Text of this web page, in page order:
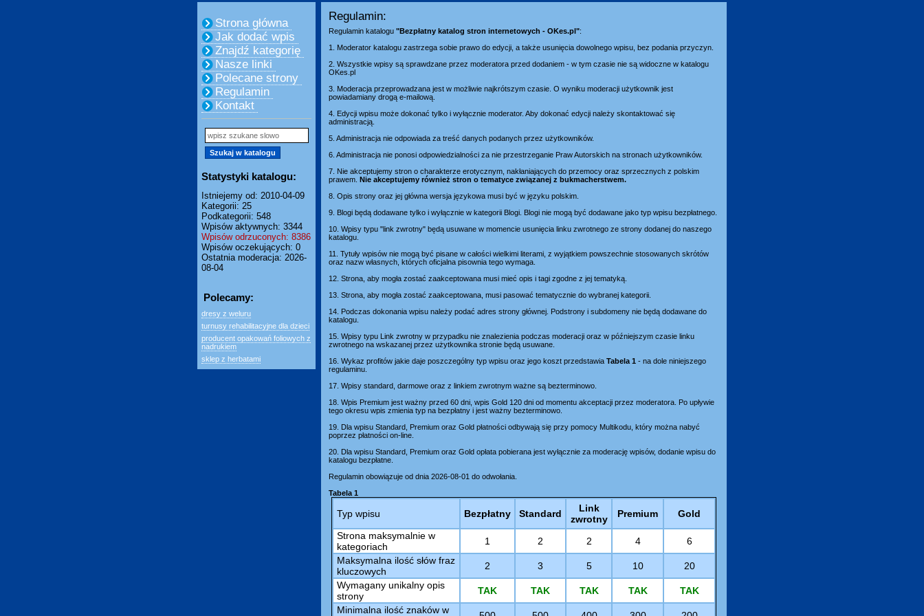
Strona główna
Jak dodać wpis
Znajdź kategorię
Nasze linki
Polecane strony
Regulamin
Kontakt
Statystyki katalogu:
Istniejemy od: 2010-04-09
Kategorii: 25
Podkategorii: 548
Wpisów aktywnych: 3344
Wpisów odrzuconych: 8386
Wpisów oczekujących: 0
Ostatnia moderacja: 2026-
08-04
Polecamy:
dresy z weluru
turnusy rehabilitacyjne dla dzieci
producent opakowań foliowych z
nadrukiem
sklep z herbatami
Regulamin:
Regulamin katalogu "Bezpłatny katalog stron internetowych - OKes.pl":
1. Moderator katalogu zastrzega sobie prawo do edycji, a także usunięcia dowolnego wpisu, bez podania przyczyn.
2. Wszystkie wpisy są sprawdzane przez moderatora przed dodaniem - w tym czasie nie są widoczne w katalogu
OKes.pl
3. Moderacja przeprowadzana jest w możliwie najkrótszym czasie. O wyniku moderacji użytkownik jest
powiadamiany drogą e-mailową.
4. Edycji wpisu może dokonać tylko i wyłącznie moderator. Aby dokonać edycji należy skontaktować się
administracją.
5. Administracja nie odpowiada za treść danych podanych przez użytkowników.
6. Administracja nie ponosi odpowiedzialności za nie przestrzeganie Praw Autorskich na stronach użytkowników.
7. Nie akceptujemy stron o charakterze erotycznym, nakłaniających do przemocy oraz sprzecznych z polskim
prawem. Nie akceptujemy również stron o tematyce związanej z bukmacherstwem.
8. Opis strony oraz jej główna wersja językowa musi być w języku polskim.
9. Blogi będą dodawane tylko i wyłącznie w kategorii Blogi. Blogi nie mogą być dodawane jako typ wpisu bezpłatnego.
10. Wpisy typu "link zwrotny" będą usuwane w momencie usunięcia linku zwrotnego ze strony dodanej do naszego
katalogu.
11. Tytuły wpisów nie mogą być pisane w całości wielkimi literami, z wyjątkiem powszechnie stosowanych skrótów
oraz nazw własnych, których oficjalna pisownia tego wymaga.
12. Strona, aby mogła zostać zaakceptowana musi mieć opis i tagi zgodne z jej tematyką.
13. Strona, aby mogła zostać zaakceptowana, musi pasować tematycznie do wybranej kategorii.
14. Podczas dokonania wpisu należy podać adres strony głównej. Podstrony i subdomeny nie będą dodawane do
katalogu.
15. Wpisy typu Link zwrotny w przypadku nie znalezienia podczas moderacji oraz w późniejszym czasie linku
zwrotnego na wskazanej przez użytkownika stronie będą usuwane.
16. Wykaz profitów jakie daje poszczególny typ wpisu oraz jego koszt przedstawia Tabela 1 - na dole niniejszego
regulaminu.
17. Wpisy standard, darmowe oraz z linkiem zwrotnym ważne są bezterminowo.
18. Wpis Premium jest ważny przed 60 dni, wpis Gold 120 dni od momentu akceptacji przez moderatora. Po upływie
tego okresu wpis zmienia typ na bezpłatny i jest ważny bezterminowo.
19. Dla wpisu Standard, Premium oraz Gold płatności odbywają się przy pomocy Multikodu, który można nabyć
poprzez płatności on-line.
20. Dla wpisu Standard, Premium oraz Gold opłata pobierana jest wyłącznie za moderację wpisów, dodanie wpisu do
katalogu bezpłatne.
Regulamin obowiązuje od dnia 2026-08-01 do odwołania.
Tabela 1
Typ wpisu Bezpłatny Standard
Link
zwrotny
Premium
Gold
Strona maksymalnie w
kategoriach
1 2 2 4
6
Maksymalna ilość słów fraz
kluczowych
2 3 5 10
20
Wymagany unikalny opis
strony
TAK TAK TAK TAK
TAK
Minimalna ilość znaków w